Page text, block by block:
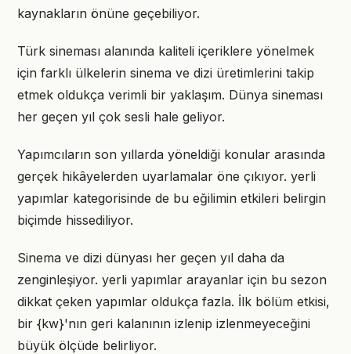
kaynakların önüne geçebiliyor.
Türk sineması alanında kaliteli içeriklere yönelmek
için farklı ülkelerin sinema ve dizi üretimlerini takip
etmek oldukça verimli bir yaklaşım. Dünya sineması
her geçen yıl çok sesli hale geliyor.
Yapımcıların son yıllarda yöneldiği konular arasında
gerçek hikâyelerden uyarlamalar öne çıkıyor. yerli
yapımlar kategorisinde de bu eğilimin etkileri belirgin
biçimde hissediliyor.
Sinema ve dizi dünyası her geçen yıl daha da
zenginleşiyor. yerli yapımlar arayanlar için bu sezon
dikkat çeken yapımlar oldukça fazla. İlk bölüm etkisi,
bir {kw}'nın geri kalanının izlenip izlenmeyeceğini
büyük ölçüde belirliyor.